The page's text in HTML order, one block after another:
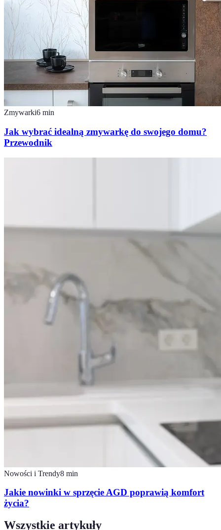
Zmywarki6 min
Jak wybrać idealną zmywarkę do swojego domu?
Przewodnik
Nowości i Trendy8 min
Jakie nowinki w sprzęcie AGD poprawią komfort
życia?
Wszystkie artykuły